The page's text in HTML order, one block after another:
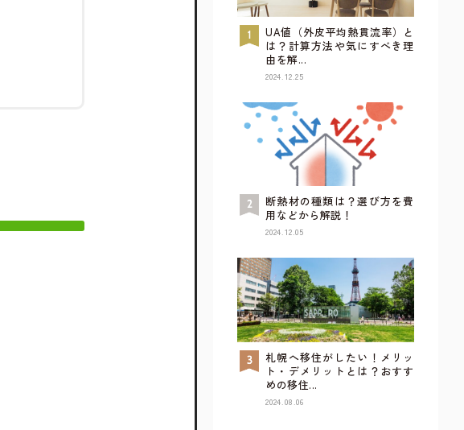
UA値（外皮平均熱貫流率）と
は？計算方法や気にすべき理
由を解...
2024.12.25
断熱材の種類は？選び方を費
用などから解説！
2024.12.05
札幌へ移住がしたい！メリッ
ト・デメリットとは？おすす
めの移住...
2024.08.06
すべてが見られるウェブカタログ